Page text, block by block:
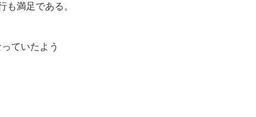
満足である。
ていたよう